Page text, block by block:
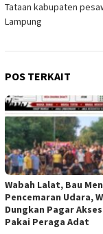
Tataan kabupaten
Lampung
POS TERKAIT
Wabah Lalat, Bau
Pencemaran Udara,
Dungkan Pagar
Pakai Peraga Adat